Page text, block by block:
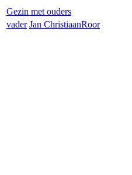
Gezin met ouders
vader Jan ChristiaanRoor